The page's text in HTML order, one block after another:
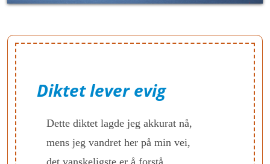
Diktet lever evig
Dette diktet lagde jeg akkurat nå,
mens jeg vandret her på min vei,